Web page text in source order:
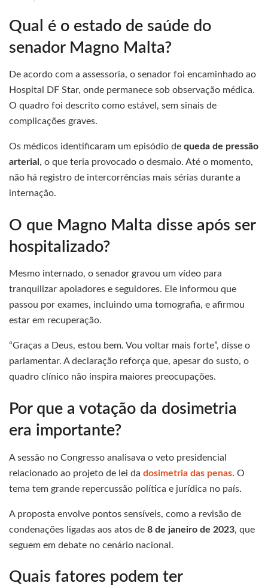
Qual é o estado de saúde do
senador Magno Malta?
De acordo com a assessoria, o senador foi encaminhado ao
Hospital DF Star, onde permanece sob observação médica.
O quadro foi descrito como estável, sem sinais de
complicações graves.
Os médicos identificaram um episódio de queda de pressão
arterial , o que teria provocado o desmaio. Até o momento,
não há registro de intercorrências mais sérias durante a
internação.
O que Magno Malta disse após ser
hospitalizado?
Mesmo internado, o senador gravou um vídeo para
tranquilizar apoiadores e seguidores. Ele informou que
passou por exames, incluindo uma tomografia, e afirmou
estar em recuperação.
“Graças a Deus, estou bem. Vou voltar mais forte”, disse o
parlamentar. A declaração reforça que, apesar do susto, o
quadro clínico não inspira maiores preocupações.
Por que a votação da dosimetria
era importante?
A sessão no Congresso analisava o veto presidencial
relacionado ao projeto de lei da dosimetria das penas. O
tema tem grande repercussão política e jurídica no país.
A proposta envolve pontos sensíveis, como a revisão de
condenações ligadas aos atos de 8 de janeiro de 2023, que
seguem em debate no cenário nacional.
Quais fatores podem ter